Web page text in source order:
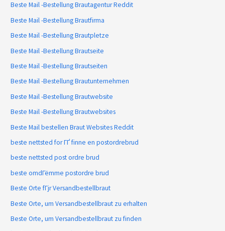
Beste Mail -Bestellung Brautagentur Reddit
Beste Mail -Bestellung Brautfirma
Beste Mail -Bestellung Brautpletze
Beste Mail -Bestellung Brautseite
Beste Mail -Bestellung Brautseiten
Beste Mail -Bestellung Brautunternehmen
Beste Mail -Bestellung Brautwebsite
Beste Mail -Bestellung Brautwebsites
Beste Mail bestellen Braut Websites Reddit
beste nettsted for ГҐ finne en postordrebrud
beste nettsted post ordre brud
beste omdГёmme postordre brud
Beste Orte fГјr Versandbestellbraut
Beste Orte, um Versandbestellbraut zu erhalten
Beste Orte, um Versandbestellbraut zu finden